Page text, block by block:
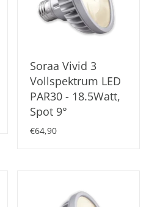
Soraa Vivid 3
Vollspektrum LED
PAR30 - 18.5Watt,
Spot 9°
€64,90